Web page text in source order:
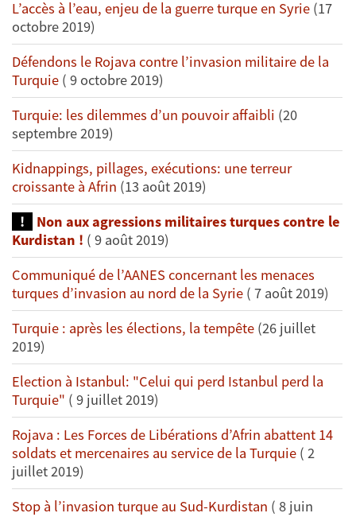
L’accès à l’eau, enjeu de la guerre turque en Syrie (17
octobre 2019)
Défendons le Rojava contre l’invasion militaire de la
Turquie ( 9 octobre 2019)
Turquie: les dilemmes d’un pouvoir affaibli (20
septembre 2019)
Kidnappings, pillages, exécutions: une terreur
croissante à Afrin (13 août 2019)
Non aux agressions militaires turques contre le
Kurdistan ! ( 9 août 2019)
Communiqué de l’AANES concernant les menaces
turques d’invasion au nord de la Syrie ( 7 août 2019)
Turquie : après les élections, la tempête (26 juillet
2019)
Election à Istanbul: "Celui qui perd Istanbul perd la
Turquie" ( 9 juillet 2019)
Rojava : Les Forces de Libérations d’Afrin abattent 14
soldats et mercenaires au service de la Turquie ( 2
juillet 2019)
Stop à l’invasion turque au Sud-Kurdistan ( 8 juin